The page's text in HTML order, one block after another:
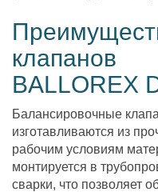
клапанов
BALLOREX
Балансировочные
изготавливаются из
рабочим условиям
монтируется в
сварки, что позволяет